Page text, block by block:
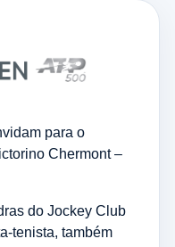
para o
Chermont –
do Jockey Club
tenista, também